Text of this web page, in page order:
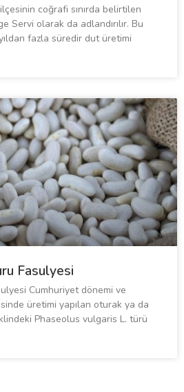
coğrafi sınırda belirtilen
Servi olarak da adlandırılır. Bu
fazla süredir dut üretimi
Fasulyesi
Cumhuriyet dönemi ve
üretimi yapılan oturak ya da
Phaseolus vulgaris L. türü